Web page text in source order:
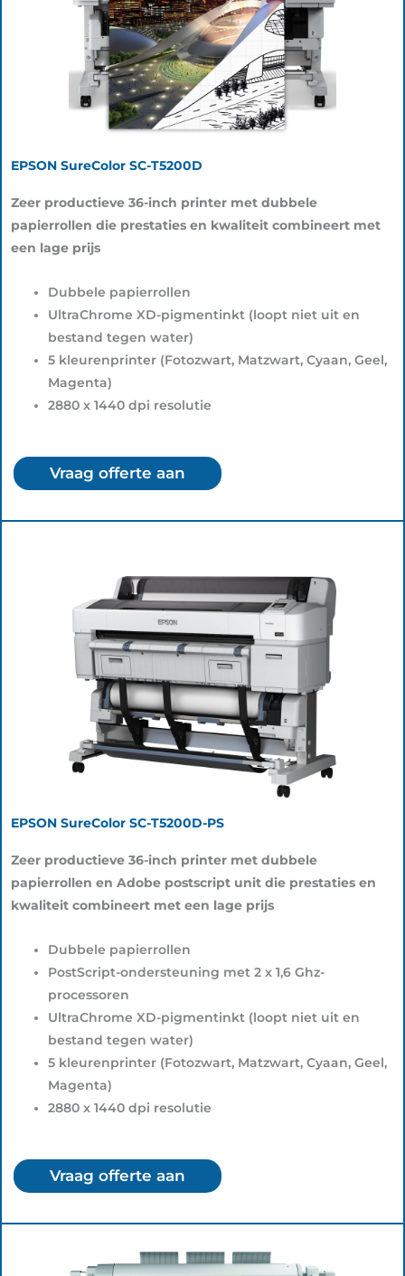
EPSON SureColor SC-T5200D
Zeer productieve 36-inch printer met dubbele
papierrollen die prestaties en kwaliteit combineert met
een lage prijs
Dubbele papierrollen
UltraChrome XD-pigmentinkt (loopt niet uit en
bestand tegen water)
5 kleurenprinter (Fotozwart, Matzwart, Cyaan, Geel,
Magenta)
2880 x 1440 dpi resolutie
Vraag offerte aan
EPSON SureColor SC-T5200D-PS
Zeer productieve 36-inch printer met dubbele
papierrollen en Adobe postscript unit die prestaties en
kwaliteit combineert met een lage prijs
Dubbele papierrollen
PostScript-ondersteuning met 2 x 1,6 Ghz-
processoren
UltraChrome XD-pigmentinkt (loopt niet uit en
bestand tegen water)
5 kleurenprinter (Fotozwart, Matzwart, Cyaan, Geel,
Magenta)
2880 x 1440 dpi resolutie
Vraag offerte aan